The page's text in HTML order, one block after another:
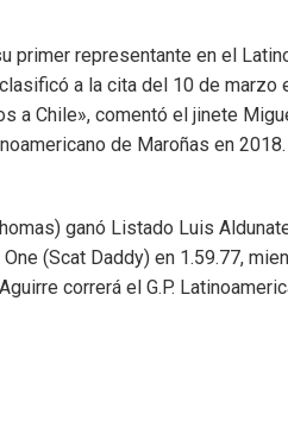
primer representante en el
a la cita del 10 de marzo
a Chile», comentó el jinete
de Maroñas en 2018.
ganó Listado Luis
(Scat Daddy) en 1.59.77,
correrá el G.P.